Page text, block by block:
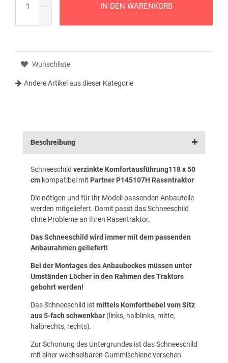
IN DEN WARENKORB
Wunschliste
Andere Artikel aus dieser Kategorie
Beschreibung
Schneeschild verzinkte Komfortausführung118 x 50
cm kompatibel mit Partner P145107H Rasentraktor
Die nötigen und für Ihr Modell passenden Anbauteile
werden mitgeliefert. Damit passt das Schneeschild
ohne Probleme an Ihren Rasentraktor.
Das Schneeschild wird immer mit dem passenden
Anbaurahmen geliefert!
Bei der Montages des Anbaubockes müssen unter
Umständen Löcher in den Rahmen des Traktors
gebohrt werden!
Das Schneeschild ist mittels Komforthebel vom Sitz
aus 5-fach schwenkbar (links, halblinks, mitte,
halbrechts, rechts).
Zur Schonung des Untergrundes ist das Schneeschild
mit einer wechselbaren Gummischiene versehen.